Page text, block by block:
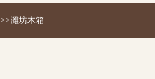
>>潍坊木箱